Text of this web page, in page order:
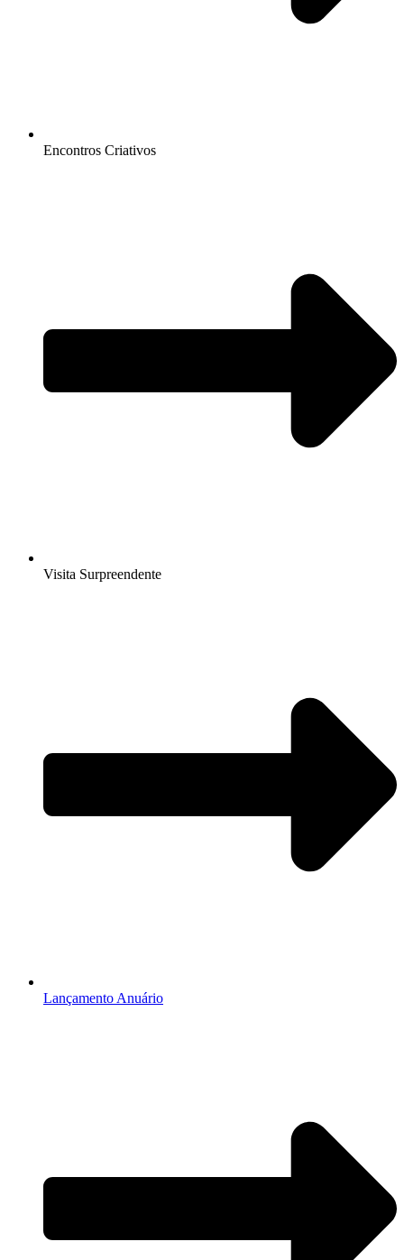
Encontros Criativos
Visita Surpreendente
Lançamento Anuário